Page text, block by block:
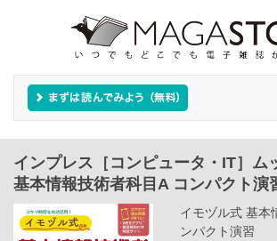
インプレス［コンピュータ・IT］ム
基本情報技術者科目A コンパクト演
イモヅル式 基本
ンパクト演習